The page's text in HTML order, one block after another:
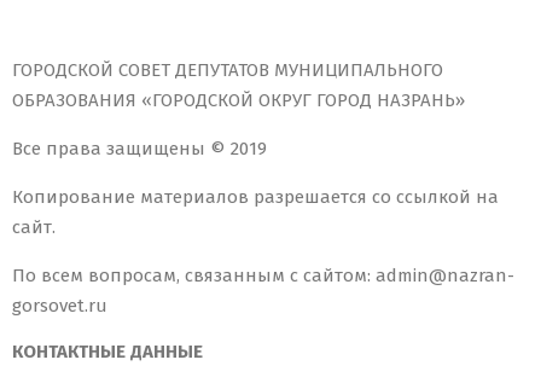
ГОРОДСКОЙ СОВЕТ ДЕПУТАТОВ МУНИЦИПАЛЬНОГО
ОБРАЗОВАНИЯ «ГОРОДСКОЙ ОКРУГ ГОРОД НАЗРАНЬ»
Все права защищены © 2019
Копирование материалов разрешается со ссылкой на
сайт.
По всем вопросам, связанным с сайтом: admin@nazran-
gorsovet.ru
КОНТАКТНЫЕ ДАННЫЕ